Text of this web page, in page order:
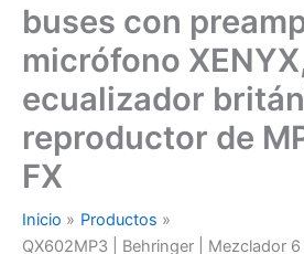
buses con
micrófono
ecualizador
reproductor de
FX
Inicio
Productos
QX602MP3 | Behringer | Mezclador